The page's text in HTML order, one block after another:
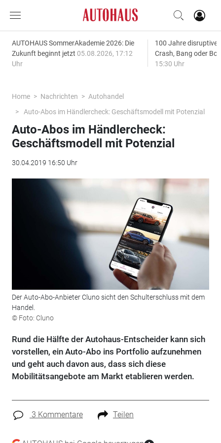
AUTOHAUS SommerAkademie 2026: Die
Zukunft beginnt jetzt 05.08.2026, 17:12
Uhr
100 Jahre disruptive
Crash, Bang oder
15:30 Uhr
Home Nachrichten
Autohandel
Auto-Abos im Händlercheck: Geschäftsmodell mit Potenzial
Auto-Abos im Händlercheck:
Geschäftsmodell mit Potenzial
30.04.2019 16:50 Uhr
Der Auto-Abo-Anbieter Cluno sicht den Schulterschluss mit dem
Handel.
© Foto: Cluno
Rund die Hälfte der Autohaus-Entscheider kann sich
vorstellen, ein Auto-Abo ins Portfolio aufzunehmen
und geht auch davon aus, dass sich diese
Mobilitätsangebote am Markt etablieren werden.
3 Kommentare Teilen